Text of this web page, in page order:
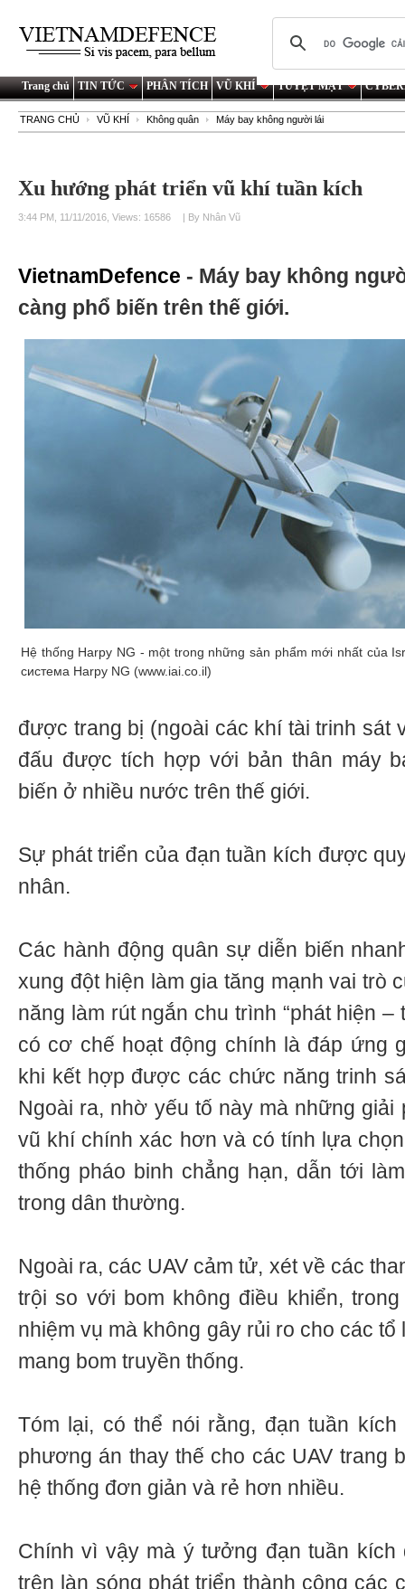
Trang chủ TIN TỨC PHÂN TÍCH VŨ KHÍ TUYỆT MẬT
TRANG CHỦ VŨ KHÍ Không quân Máy bay không người lái
Xu hướng phát triển vũ khí tuần kích
3:44 PM, 11/11/2016, Views: 16586 | By Nhân Vũ
VietnamDefence - Máy bay không
càng phổ biến trên thế giới.
Hệ thống Harpy NG - một trong những sản phẩm mới nhất của
система Harpy NG (www.iai.co.il)
được trang bị (ngoài các khí tài trinh sát
đấu được tích hợp với bản thân máy
biến ở nhiều nước trên thế giới.
Sự phát triển của đạn tuần kích được
nhân.
Các hành động quân sự diễn biến
xung đột hiện làm gia tăng mạnh vai trò
năng làm rút ngắn chu trình “phát hiện
có cơ chế hoạt động chính là đáp ứng
khi kết hợp được các chức năng trinh
Ngoài ra, nhờ yếu tố này mà những
vũ khí chính xác hơn và có tính lựa
thống pháo binh chẳng hạn, dẫn tới
trong dân thường.
Ngoài ra, các UAV cảm tử, xét về các
trội so với bom không điều khiển,
nhiệm vụ mà không gây rủi ro cho các
mang bom truyền thống.
Tóm lại, có thể nói rằng, đạn tuần
phương án thay thế cho các UAV trang
hệ thống đơn giản và rẻ hơn nhiều.
Chính vì vậy mà ý tưởng đạn tuần
trên làn sóng phát triển thành công các